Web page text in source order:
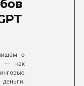
о
— как
деньги.